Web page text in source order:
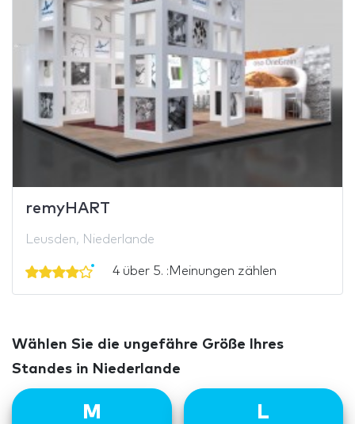
remyHART
Leusden, Niederlande
4 über 5. :Meinungen zählen
Wählen Sie die ungefähre Größe Ihres
Standes in Niederlande
M L